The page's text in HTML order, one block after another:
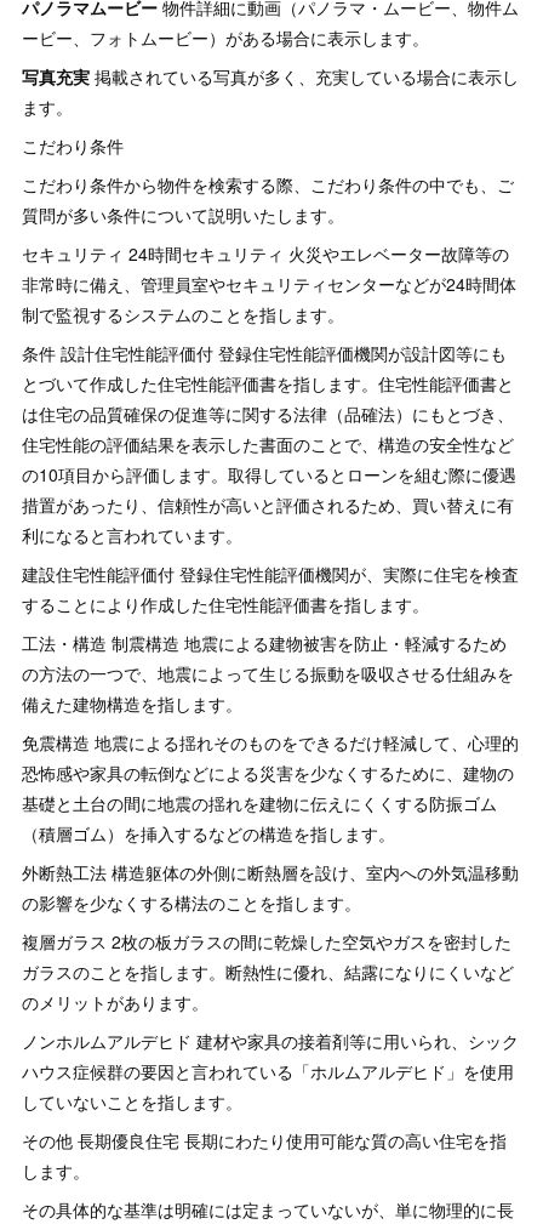
パノラマムービー 物件詳細に動画（パノラマ・ムービー、物件ム
ービー、フォトムービー）がある場合に表示します。
写真充実 掲載されている写真が多く、充実している場合に表示し
ます。
こだわり条件
こだわり条件から物件を検索する際、こだわり条件の中でも、ご
質問が多い条件について説明いたします。
セキュリティ 24時間セキュリティ 火災やエレベーター故障等の
非常時に備え、管理員室やセキュリティセンターなどが24時間体
制で監視するシステムのことを指します。
条件 設計住宅性能評価付 登録住宅性能評価機関が設計図等にも
とづいて作成した住宅性能評価書を指します。住宅性能評価書と
は住宅の品質確保の促進等に関する法律（品確法）にもとづき、
住宅性能の評価結果を表示した書面のことで、構造の安全性など
の10項目から評価します。取得しているとローンを組む際に優遇
措置があったり、信頼性が高いと評価されるため、買い替えに有
利になると言われています。
建設住宅性能評価付 登録住宅性能評価機関が、実際に住宅を検査
することにより作成した住宅性能評価書を指します。
工法・構造 制震構造 地震による建物被害を防止・軽減するため
の方法の一つで、地震によって生じる振動を吸収させる仕組みを
備えた建物構造を指します。
免震構造 地震による揺れそのものをできるだけ軽減して、心理的
恐怖感や家具の転倒などによる災害を少なくするために、建物の
基礎と土台の間に地震の揺れを建物に伝えにくくする防振ゴム
（積層ゴム）を挿入するなどの構造を指します。
外断熱工法 構造躯体の外側に断熱層を設け、室内への外気温移動
の影響を少なくする構法のことを指します。
複層ガラス 2枚の板ガラスの間に乾燥した空気やガスを密封した
ガラスのことを指します。断熱性に優れ、結露になりにくいなど
のメリットがあります。
ノンホルムアルデヒド 建材や家具の接着剤等に用いられ、シック
ハウス症候群の要因と言われている「ホルムアルデヒド」を使用
していないことを指します。
その他 長期優良住宅 長期にわたり使用可能な質の高い住宅を指
します。
その具体的な基準は明確には定まっていないが、単に物理的に長